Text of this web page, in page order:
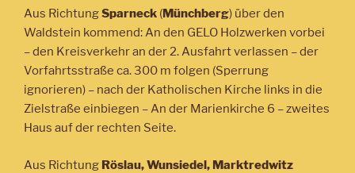
Aus RichtungSparneck (Münchberg) über den
Waldstein kommend: An den GELO Holzwerken vorbei
– den Kreisverkehr an der 2. Ausfahrt verlassen – der
Vorfahrtsstraße ca. 300 m folgen (Sperrung
ignorieren) – nach der Katholischen Kirche links in die
Zielstraße einbiegen – An der Marienkirche 6 – zweites
Haus auf der rechten Seite.
Aus Richtung Röslau, Wunsiedel, Marktredwitz